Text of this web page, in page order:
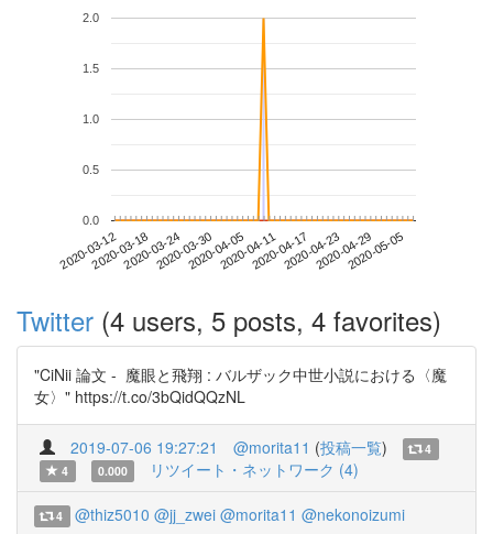
2020-03-122020-03-182020-03-242020-03-302020-04-052020-04-112020-04-172020-04-232020-04-292020-05-05
0.0
0.5
1.0
1.5
2.0
Twitter (4 users, 5 posts, 4 favorites)
"CiNii 論文 - 魔眼と飛翔 : バルザック中世小説における〈魔
女〉" https://t.co/3bQidQQzNL
2019-07-06 19:27:21 @morita11 (投稿一覧)
4
4
0.000 リツイート・ネットワーク (4)
4 @thiz5010 @jj_zwei @morita11 @nekonoizumi